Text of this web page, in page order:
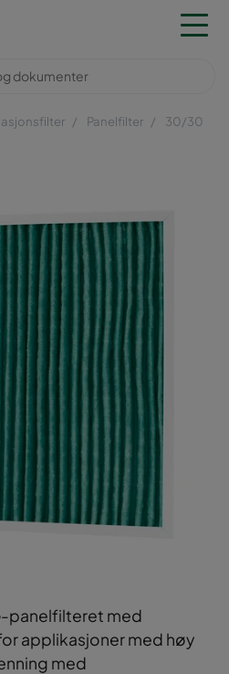
Panelfilter
30/30
panelfilteret med
applikasjoner med høy
med